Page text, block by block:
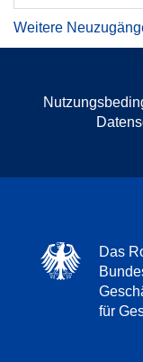
Weitere
Das
für